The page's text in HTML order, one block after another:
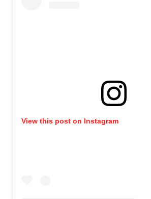
View this post on Instagram